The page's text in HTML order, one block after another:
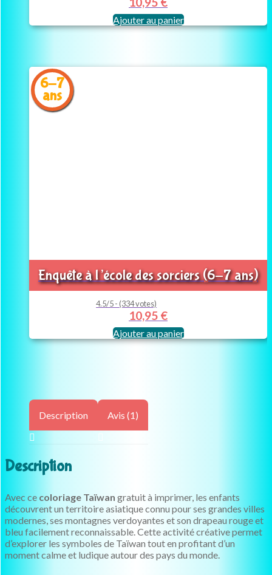
Ajouter au panier
6-7
ans
Enquête à l’école des sorciers (6-7 ans)
4.5/5 - (334 votes)
10,95 €
Ajouter au panier
Description Avis (1)
Description
Avec ce coloriage Taïwan gratuit à imprimer, les enfants
découvrent un territoire asiatique connu pour ses grandes villes
modernes, ses montagnes verdoyantes et son drapeau rouge et
bleu facilement reconnaissable. Cette activité créative permet
d’explorer les symboles de Taïwan tout en profitant d’un
moment calme et ludique autour des pays du monde.